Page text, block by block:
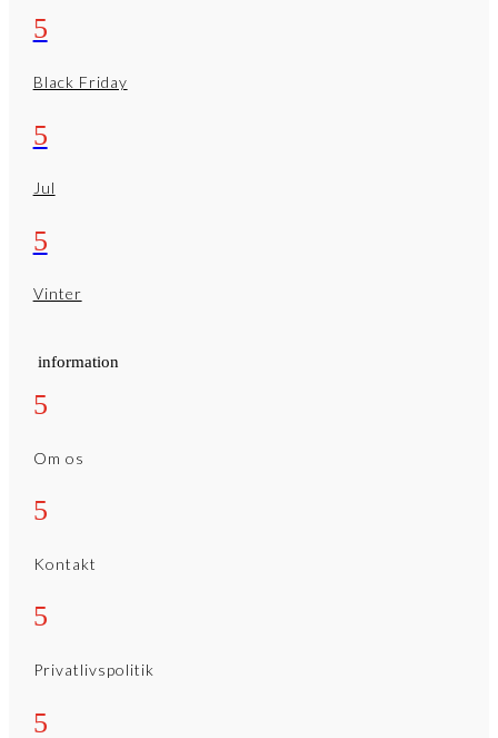
5
Black Friday
5
Jul
5
Vinter
information
5
Om os
5
Kontakt
5
Privatlivspolitik
5